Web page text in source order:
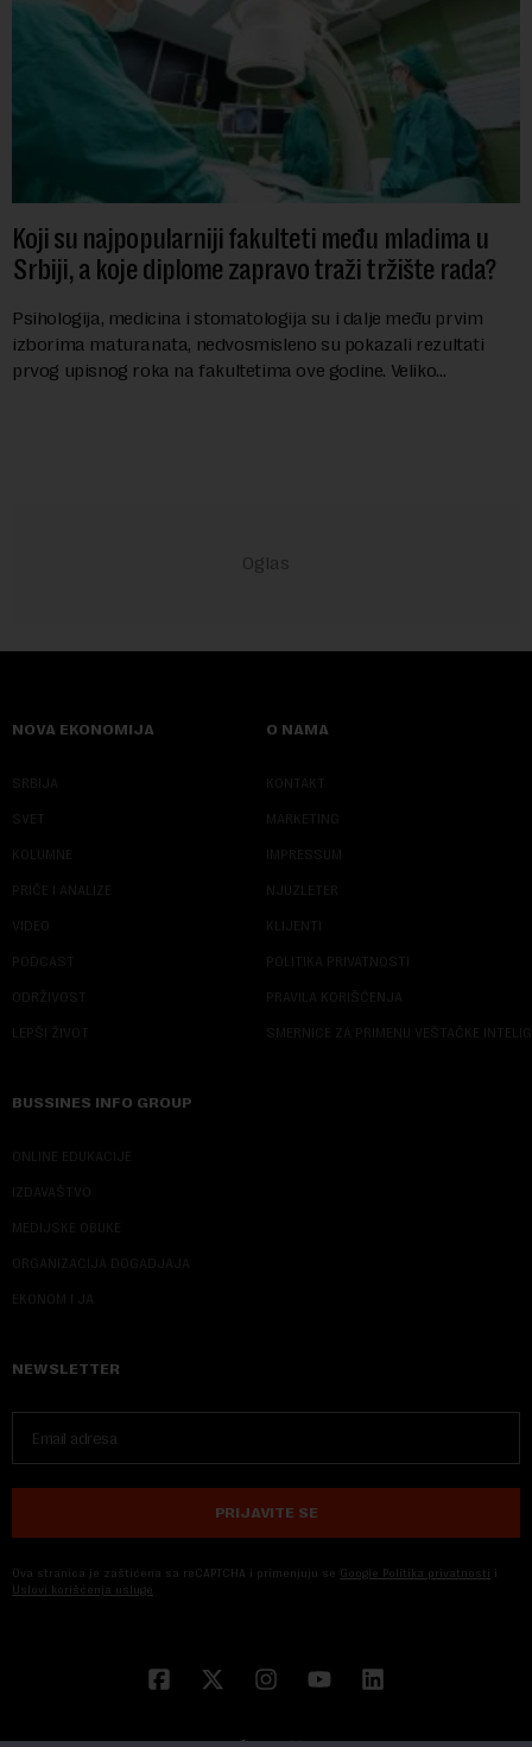
Koji su najpopularniji fakulteti među mladima u
Srbiji, a koje diplome zapravo traži tržište rada?
Psihologija, medicina i stomatologija su i dalje među prvim
izborima maturanata, nedvosmisleno su pokazali rezultati
prvog upisnog roka na fakultetima ove godine. Veliko
NOVA EKONOMIJA
SRBIJA
SVET
KOLUMNE
PRIČE I ANALIZE
VIDEO
PODCAST
ODRŽIVOST
LEPŠI ŽIVOT
O NAMA
KONTAKT
MARKETING
IMPRESSUM
NJUZLETER
KLIJENTI
POLITIKA PRIVATNOSTI
PRAVILA KORIŠĆENJA
SMERNICE ZA PRIMENU VEŠTAČKE
BUSSINES INFO GROUP
ONLINE EDUKACIJE
IZDAVAŠTVO
MEDIJSKE OBUKE
ORGANIZACIJA DOGADJAJA
EKONOM I JA
NEWSLETTER
PRIJAVITE SE
Ova stranica je zaštićena sa reCAPTCHA i primenjuju se Google Politika privatnosti i
Uslovi korišćenja usluge